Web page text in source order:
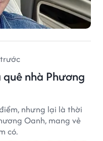
nhà Phương
nhưng lại là thời
Oanh, mang vẻ
có.